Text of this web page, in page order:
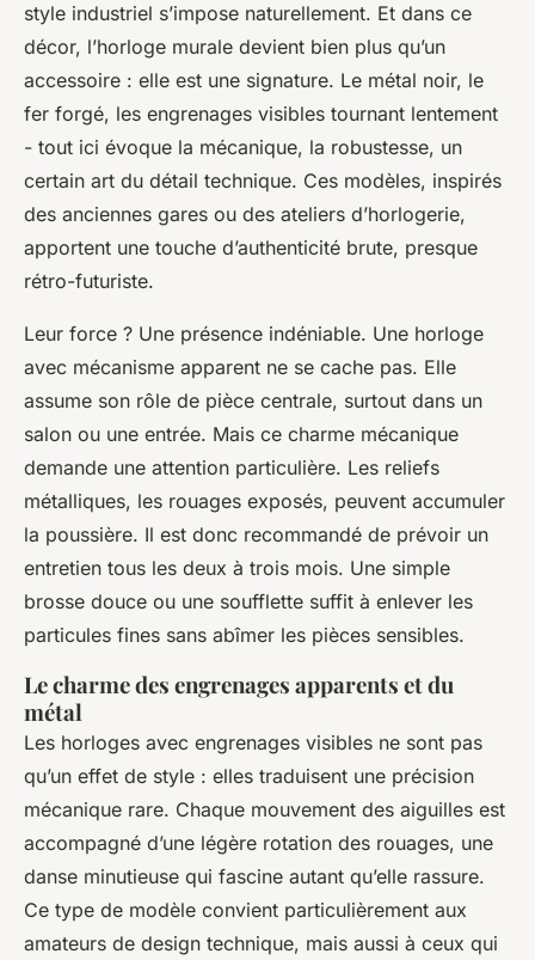
style industriel s’impose naturellement. Et dans ce
décor, l’horloge murale devient bien plus qu’un
accessoire : elle est une signature. Le métal noir, le
fer forgé, les engrenages visibles tournant lentement
- tout ici évoque la mécanique, la robustesse, un
certain art du détail technique. Ces modèles, inspirés
des anciennes gares ou des ateliers d’horlogerie,
apportent une touche d’authenticité brute, presque
rétro-futuriste.
Leur force ? Une présence indéniable. Une horloge
avec mécanisme apparent ne se cache pas. Elle
assume son rôle de pièce centrale, surtout dans un
salon ou une entrée. Mais ce charme mécanique
demande une attention particulière. Les reliefs
métalliques, les rouages exposés, peuvent accumuler
la poussière. Il est donc recommandé de prévoir un
entretien tous les deux à trois mois. Une simple
brosse douce ou une soufflette suffit à enlever les
particules fines sans abîmer les pièces sensibles.
Le charme des engrenages apparents et du
métal
Les horloges avec engrenages visibles ne sont pas
qu’un effet de style : elles traduisent une précision
mécanique rare. Chaque mouvement des aiguilles est
accompagné d’une légère rotation des rouages, une
danse minutieuse qui fascine autant qu’elle rassure.
Ce type de modèle convient particulièrement aux
amateurs de design technique, mais aussi à ceux qui